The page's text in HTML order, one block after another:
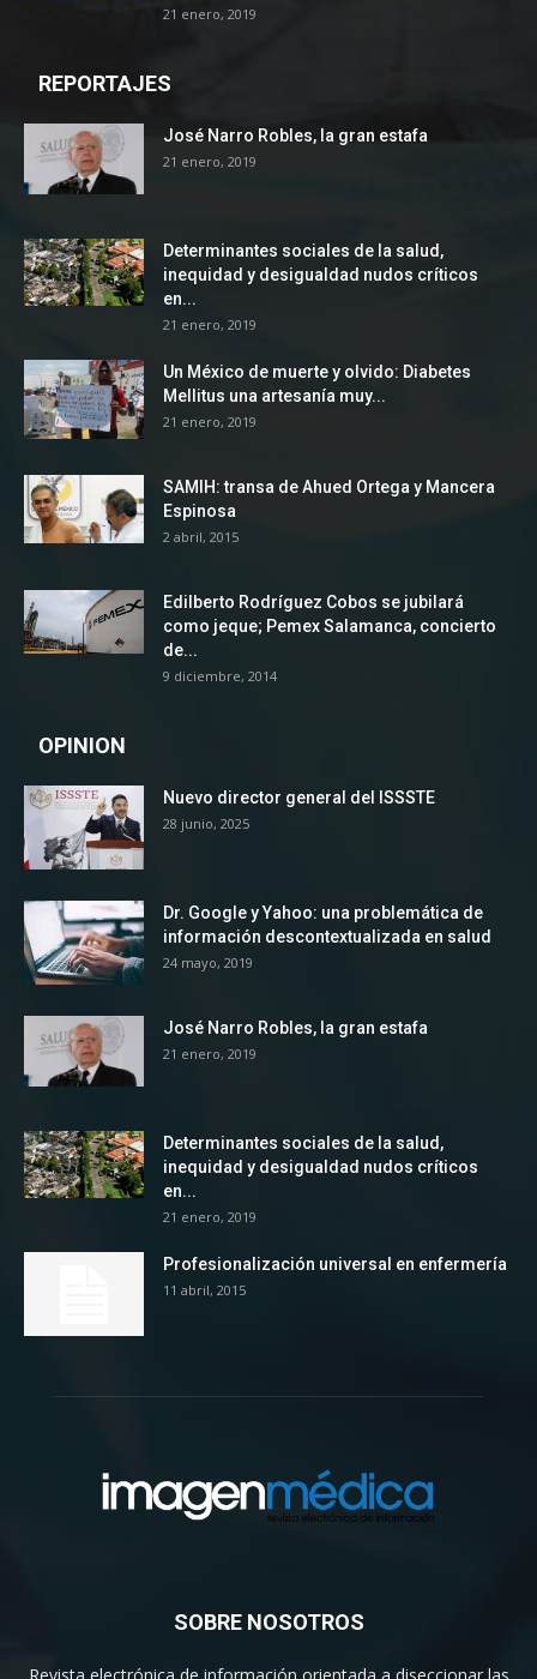
21 enero, 2019
REPORTAJES
José Narro Robles, la gran estafa
21 enero, 2019
Determinantes sociales de la salud,
inequidad y desigualdad nudos críticos
en...
21 enero, 2019
Un México de muerte y olvido: Diabetes
Mellitus una artesanía muy...
21 enero, 2019
SAMIH: transa de Ahued Ortega y Mancera
Espinosa
2 abril, 2015
Edilberto Rodríguez Cobos se jubilará
como jeque; Pemex Salamanca, concierto
de...
9 diciembre, 2014
OPINION
Nuevo director general del ISSSTE
28 junio, 2025
Dr. Google y Yahoo: una problemática de
información descontextualizada en salud
24 mayo, 2019
José Narro Robles, la gran estafa
21 enero, 2019
Determinantes sociales de la salud,
inequidad y desigualdad nudos críticos
en...
21 enero, 2019
Profesionalización universal en enfermería
11 abril, 2015
SOBRE NOSOTROS